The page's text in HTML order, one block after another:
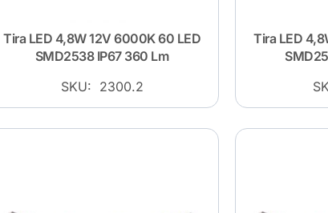
Tira LED 4,8W 12V 6000K 60 LED
SMD2538 IP67 360 Lm
SKU: 2300.2
Tira LED